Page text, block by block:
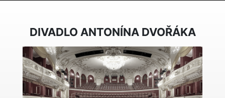
DIVADLO ANTONÍNA DVOŘÁKA